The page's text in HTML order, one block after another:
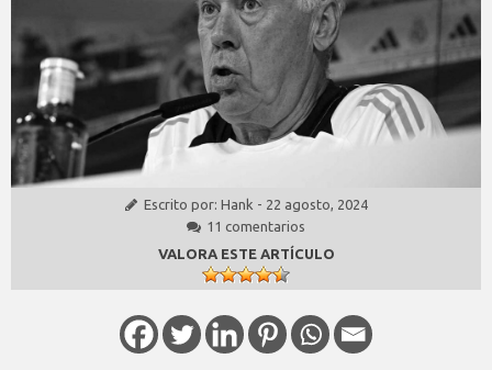
Escrito por: Hank - 22 agosto, 2024
11 comentarios
VALORA ESTE ARTÍCULO